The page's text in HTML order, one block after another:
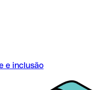
e inclusão